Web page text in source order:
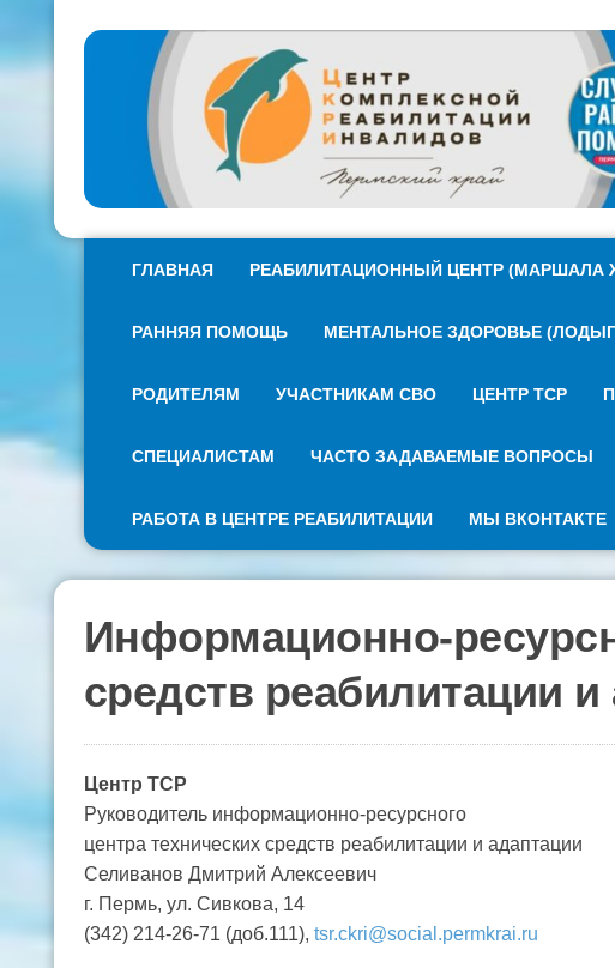
ГЛАВНАЯ РЕАБИЛИТАЦИОННЫЙ ЦЕНТР (МАРШАЛА
РАННЯЯ ПОМОЩЬ МЕНТАЛЬНОЕ ЗДОРОВЬЕ
РОДИТЕЛЯМ УЧАСТНИКАМ СВО ЦЕНТР ТСР
СПЕЦИАЛИСТАМ ЧАСТО ЗАДАВАЕМЫЕ ВОПРОСЫ
РАБОТА В ЦЕНТРЕ РЕАБИЛИТАЦИИ МЫ ВКОНТАКТЕ
Информационно-
средств реабилитации и
Центр ТСР
Руководитель информационно-ресурсного
центра технических средств реабилитации и адаптации
Селиванов Дмитрий Алексеевич
г. Пермь, ул. Сивкова, 14
(342) 214-26-71 (доб.111), tsr.ckri@social.permkrai.ru